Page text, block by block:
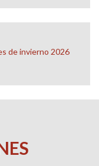
de invierno 2026